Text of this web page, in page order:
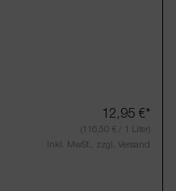
12,95 €*
(116,50 € / 1 Liter)
Inkl. MwSt., zzgl. Versand
gewünschten